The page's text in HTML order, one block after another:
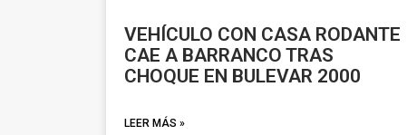
VEHÍCULO CON CASA RODANTE
CAE A BARRANCO TRAS
CHOQUE EN BULEVAR 2000
LEER MÁS »